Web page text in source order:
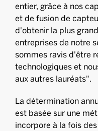
entier, grâce à nos
et de fusion de
d'obtenir la plus
entreprises de notre
sommes ravis d'être
technologiques et
aux autres lauréats".
La détermination
est basée sur une
incorpore à la fois